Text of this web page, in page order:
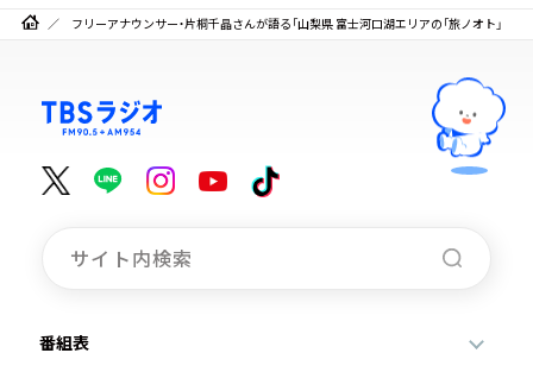
フリーアナウンサー・片桐千晶さんが語る「山梨県 富士河口湖エリアの「旅ノオト」
番組表